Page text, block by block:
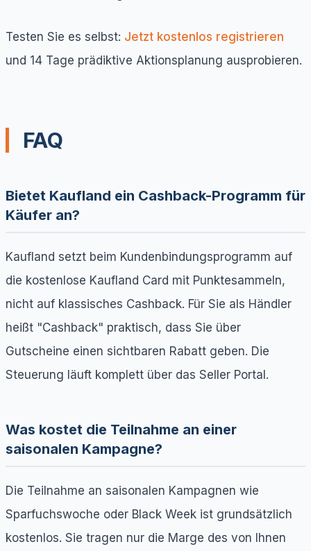
Testen Sie es selbst: Jetzt kostenlos registrieren
und 14 Tage prädiktive Aktionsplanung ausprobieren.
FAQ
Bietet Kaufland ein Cashback-Programm für
Käufer an?
Kaufland setzt beim Kundenbindungsprogramm auf
die kostenlose Kaufland Card mit Punktesammeln,
nicht auf klassisches Cashback. Für Sie als Händler
heißt "Cashback" praktisch, dass Sie über
Gutscheine einen sichtbaren Rabatt geben. Die
Steuerung läuft komplett über das Seller Portal.
Was kostet die Teilnahme an einer
saisonalen Kampagne?
Die Teilnahme an saisonalen Kampagnen wie
Sparfuchswoche oder Black Week ist grundsätzlich
kostenlos. Sie tragen nur die Marge des von Ihnen